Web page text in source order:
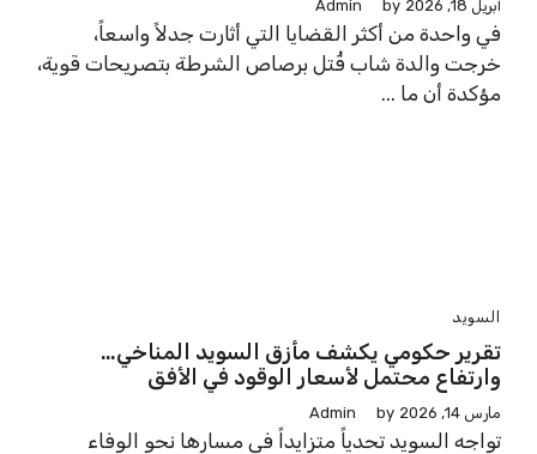
أبريل 18, 2026 by
Admin
في واحدة من أكثر القضايا التي أثارت جدلاً واسعاً،
خرجت والدة شاب قُتل برصاص الشرطة بتصريحات قوية،
مؤكدة أن ما ...
السويد
تقرير حكومي يكشف مأزق السويد المناخي…
وارتفاع محتمل لأسعار الوقود في الأفق
مارس 14, 2026 by
Admin
تواجه السويد تحدياً متزايداً في مسارها نحو الوفاء